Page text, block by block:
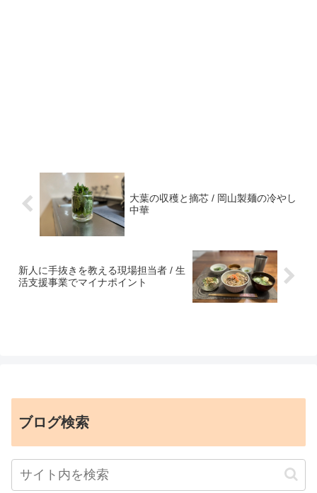
大葉の収穫と摘芯 / 岡山製麺の冷やし
中華
新人に手抜きを教える現場担当者 / 生
活支援事業でマイナポイント
ブログ検索